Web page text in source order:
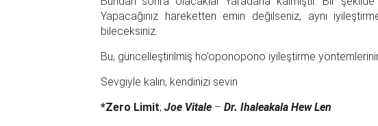
Yapacağınız hareketten emin değilseniz, aynı
bileceksiniz.
Bu, güncelleştirilmiş ho’oponopono iyileştirme
Sevgiyle kalın, kendinizi sevin
*Zero Limit; Joe Vitale – Dr. Ihaleakala Hew Len